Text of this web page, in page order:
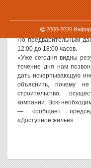
2000-2026
«Новый град»,
Организатором пикета
«Доступное жилье»,
программы «Доступное
По предварительным
12:00 до 18:00 часов.
«Уже сегодня видны
течение дня нам
дать исчерпывающую
объяснить, почему
строительство,
компании. Всю
— сообщает
«Доступное жилье».